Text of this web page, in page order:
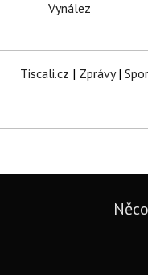
Vynález
Tiscali.cz | Zprávy|